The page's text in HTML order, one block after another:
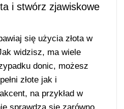
i stwórz zjawiskowe
się użycia złota w
widzisz, ma wiele
donic, możesz
złote jak i
na przykład w